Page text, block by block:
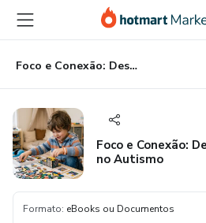
para
conteúdo
principal
para
pagamento
para
rodapé
Foco e Conexão: Desenvolvendo Atenção no Autismo
Foco e Conexão:
no Autismo
Formato: eBooks ou Documentos